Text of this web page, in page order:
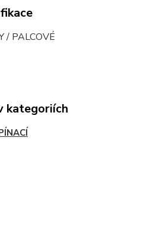
/ PALCOVÉ
kategoriích